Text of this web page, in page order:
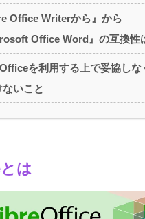
Office Writerから』から
Office Word』の互換性
を利用する上で妥協しな
ないこと
は